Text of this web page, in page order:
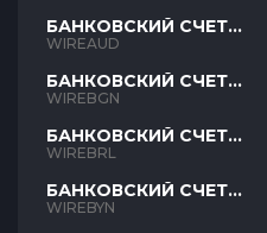
БАНКОВСКИЙ СЧЕТ
AUD
WIREAUD
БАНКОВСКИЙ СЧЕТ
BGN
WIREBGN
БАНКОВСКИЙ СЧЕТ
BRL
WIREBRL
БАНКОВСКИЙ СЧЕТ
BYN
WIREBYN